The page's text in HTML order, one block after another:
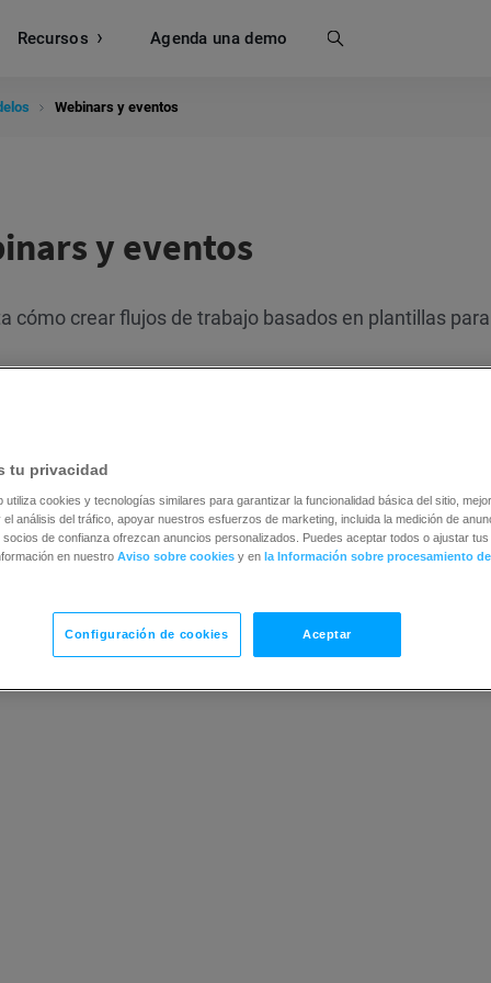
Recursos Agenda una demo
Buscar
Webinars y eventos
y eventos
cómo crear flujos de trabajo basados en plantillas
Promoción de webinar
tu privacidad
utiliza cookies y tecnologías similares para garantizar la funcionalidad básica del sitio,
el análisis del tráfico, apoyar nuestros esfuerzos de marketing, incluida la medición de
de confianza ofrezcan anuncios personalizados. Puedes aceptar todos o ajustar
en nuestro Aviso sobre cookies y en la Información sobre procesamiento
Configuración de cookies Aceptar